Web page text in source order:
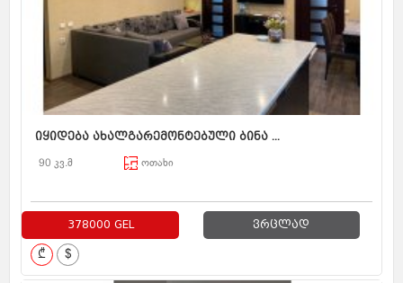
იყიდება ახალგარემონტებული ბინა ...
90 კვ.მ ოთახი
378000 GEL ვრცლად
₾ $